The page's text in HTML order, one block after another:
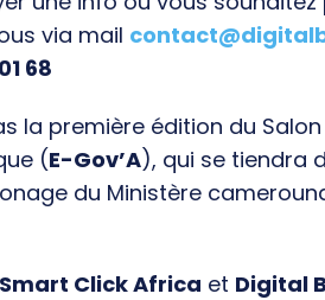
via mail
68
la première édition du
(E-Gov’A), qui se tiendra
du Ministère
Smart Click Africa et Digital